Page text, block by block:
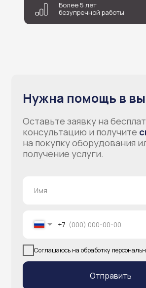
Более 5 лет
безупречной работы
+7 (924) 004-32-01